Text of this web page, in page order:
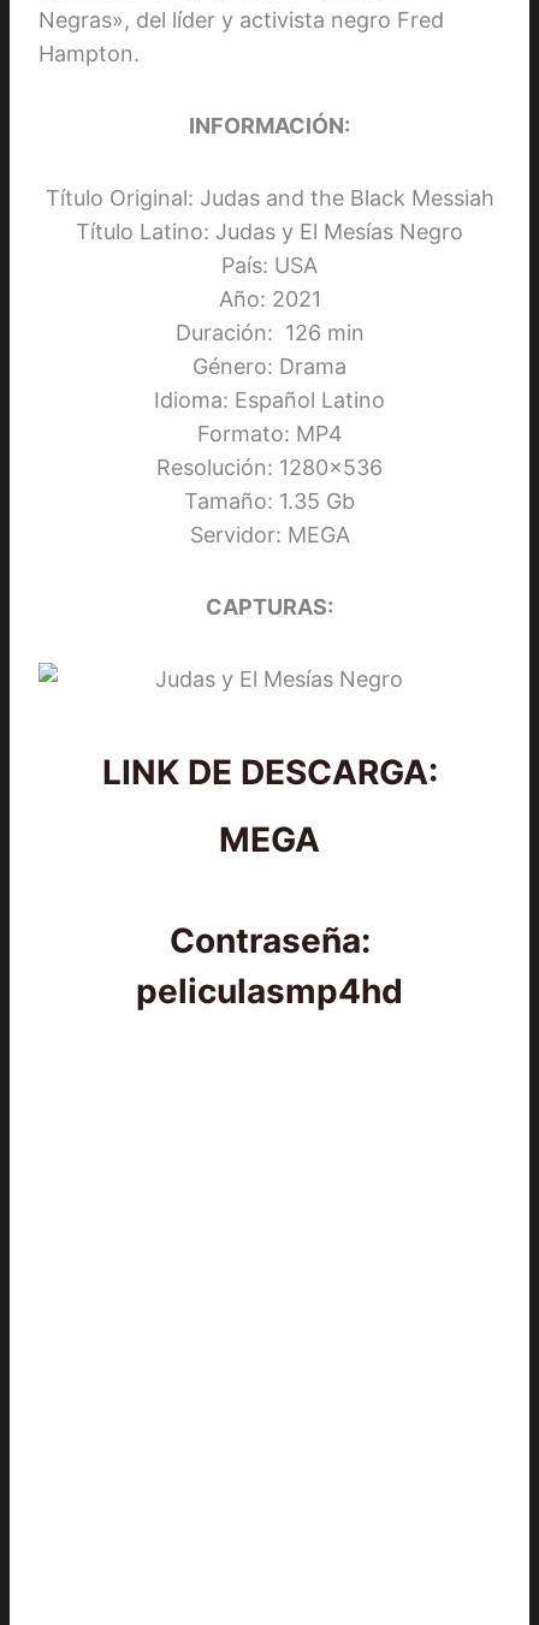
Negras», del líder y activista negro Fred
Hampton.
INFORMACIÓN:
Título Original: Judas and the Black Messiah
Título Latino: Judas y El Mesías Negro
País: USA
Año: 2021
Duración: 126 min
Género: Drama
Idioma: Español Latino
Formato: MP4
Resolución: 1280×536
Tamaño: 1.35 Gb
Servidor: MEGA
CAPTURAS:
LINK DE DESCARGA:
MEGA
Contraseña:
peliculasmp4hd